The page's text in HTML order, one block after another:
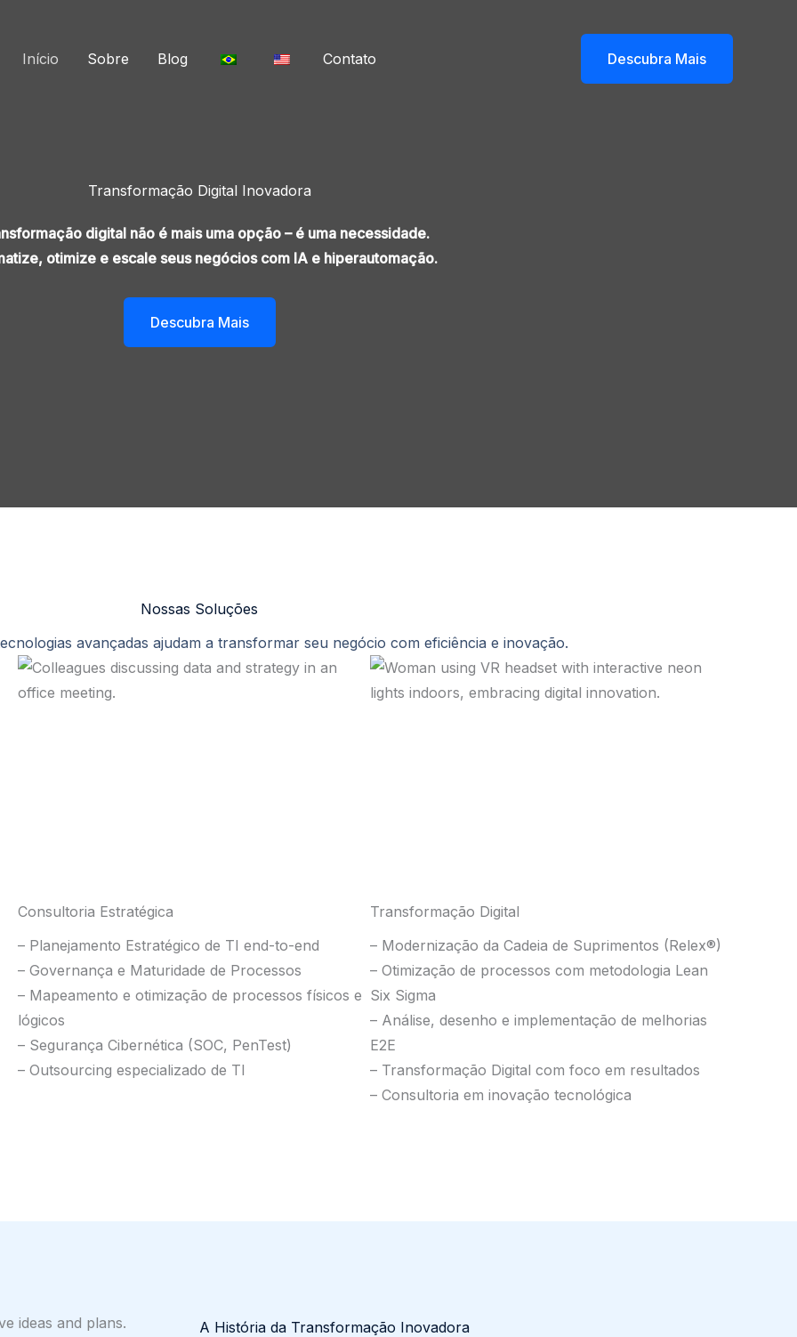
Início Sobre Blog Contato Descubra Mais
Transformação Digital Inovadora
digital não é mais uma opção – é uma necessidade.
otimize e escale seus negócios com IA e hiperautomação.
Descubra Mais
Nossas Soluções
avançadas ajudam a transformar seu negócio com eficiência e inovação.
Consultoria Estratégica
– Planejamento Estratégico de TI end-to-end
– Governança e Maturidade de Processos
– Mapeamento e otimização de processos físicos e
lógicos
– Segurança Cibernética (SOC, PenTest)
– Outsourcing especializado de TI
Transformação Digital
– Modernização da Cadeia de Suprimentos (Relex®)
– Otimização de processos com metodologia Lean
Six Sigma
– Análise, desenho e implementação de melhorias
E2E
– Transformação Digital com foco em resultados
– Consultoria em inovação tecnológica
A História da Transformação Inovadora